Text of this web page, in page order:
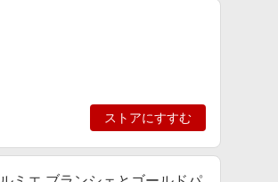
ストアにすすむ